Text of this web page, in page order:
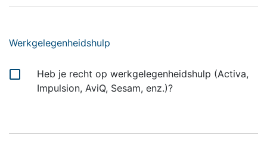
Werkgelegenheidshulp
Heb je recht op werkgelegenheidshulp (Activa,
Impulsion, AviQ, Sesam, enz.)?